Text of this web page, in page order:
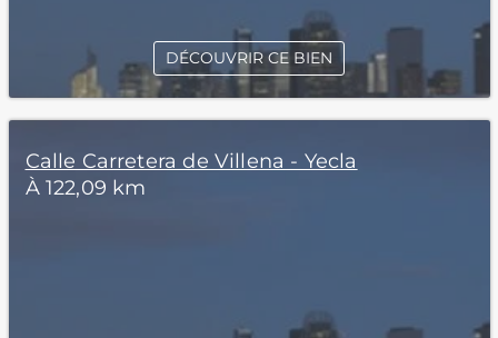
DÉCOUVRIR CE BIEN
Calle Carretera de Villena - Yecla
À 122,09 km